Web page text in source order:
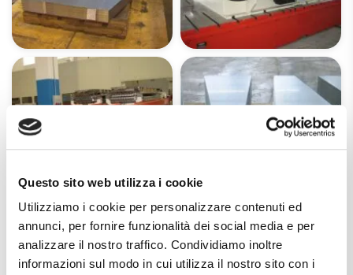
Questo sito web utilizza i cookie
Utilizziamo i cookie per personalizzare contenuti ed
annunci, per fornire funzionalità dei social media e per
analizzare il nostro traffico. Condividiamo inoltre
informazioni sul modo in cui utilizza il nostro sito con i